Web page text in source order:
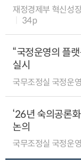
재정경제부 혁신성
34p
“국정운영의 플
실시
국무조정실 국정운
‘26년 숙의공론
논의
국무조정실 국정운